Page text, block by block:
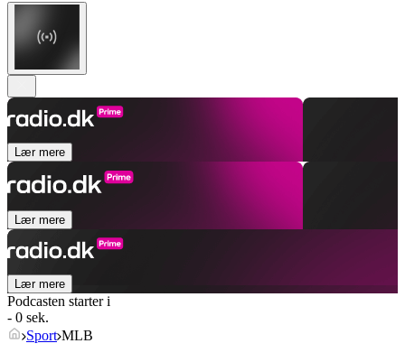
Lær mere
Lær mere
Lær mere
Podcasten starter i
- 0 sek.
Sport MLB